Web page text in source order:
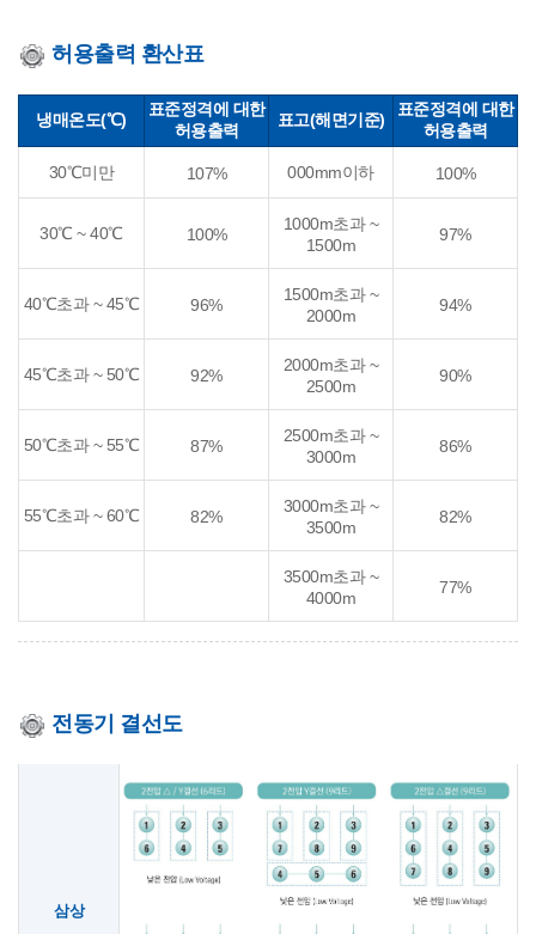
허용출력 환산표
냉매온도(℃)
표준정격에 대한
허용출력
표고(해면기준)
표준정격에 대한
허용출력
30℃미만 107% 000mm이하 100%
30℃ ~ 40℃ 100%
1000m초과 ~
1500m
97%
40℃초과 ~ 45℃ 96%
1500m초과 ~
2000m
94%
45℃초과 ~ 50℃ 92%
2000m초과 ~
2500m
90%
50℃초과 ~ 55℃ 87%
2500m초과 ~
3000m
86%
55℃초과 ~ 60℃ 82%
3000m초과 ~
3500m
82%
3500m초과 ~
4000m
77%
전동기 결선도
삼상